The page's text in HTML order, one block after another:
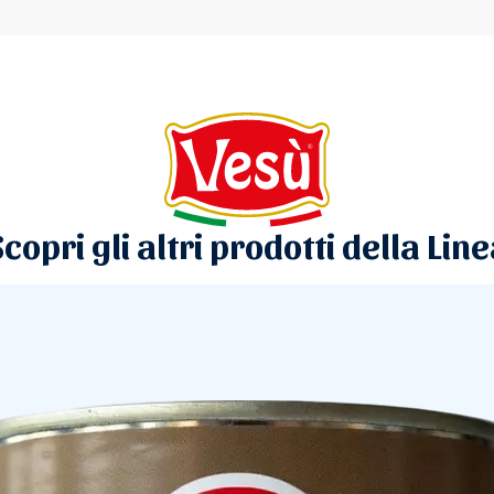
gli altri prodotti della